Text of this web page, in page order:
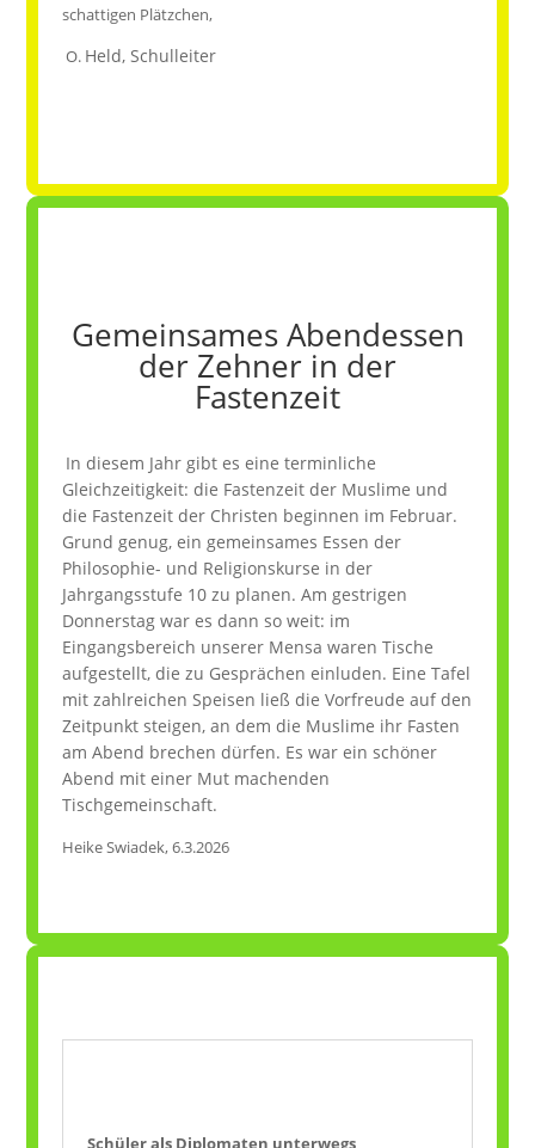
schattigen Plätzchen,
O. Held, Schulleiter
Gemeinsames Abendessen
der Zehner in der
Fastenzeit
In diesem Jahr gibt es eine terminliche
Gleichzeitigkeit: die Fastenzeit der Muslime und
die Fastenzeit der Christen beginnen im Februar.
Grund genug, ein gemeinsames Essen der
Philosophie- und Religionskurse in der
Jahrgangsstufe 10 zu planen. Am gestrigen
Donnerstag war es dann so weit: im
Eingangsbereich unserer Mensa waren Tische
aufgestellt, die zu Gesprächen einluden. Eine Tafel
mit zahlreichen Speisen ließ die Vorfreude auf den
Zeitpunkt steigen, an dem die Muslime ihr Fasten
am Abend brechen dürfen. Es war ein schöner
Abend mit einer Mut machenden
Tischgemeinschaft.
Heike Swiadek, 6.3.2026
Schüler als Diplomaten unterwegs